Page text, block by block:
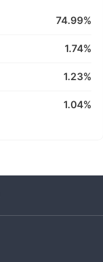
74.99%
1.74%
1.23%
1.04%